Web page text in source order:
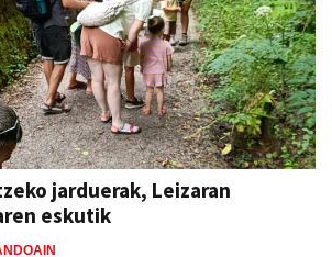
jarduerak, Leizaran
eskutik